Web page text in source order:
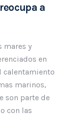
a
mares y
en
calentamiento
marinos,
son parte de
con las